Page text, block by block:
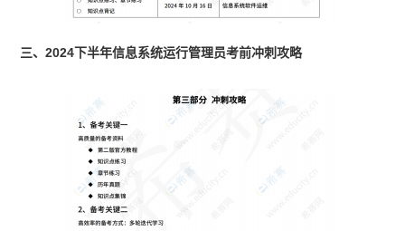
三、2024下半年信息系统运行管理员考前冲刺攻略